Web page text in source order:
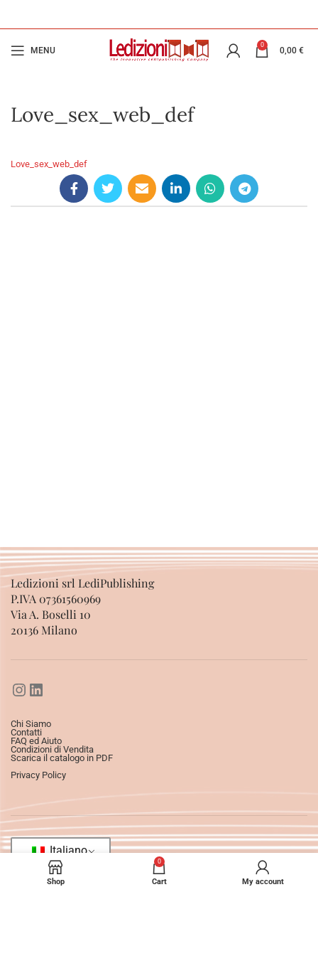
MENU
0
0,00 €
Love_sex_web_def
Love_sex_web_def
Ledizioni srl LediPublishing
P.IVA 07361560969
Via A. Boselli 10
20136 Milano
Chi Siamo
Contatti
FAQ ed Aiuto
Condizioni di Vendita
Scarica il catalogo in PDF
Privacy Policy
Italiano
Shop
0
Cart My account